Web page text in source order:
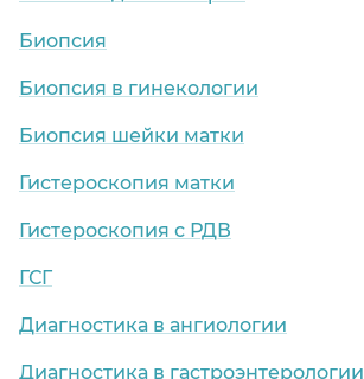
Биопсия
Биопсия в гинекологии
Биопсия шейки матки
Гистероскопия матки
Гистероскопия с РДВ
ГСГ
Диагностика в ангиологии
Диагностика в гастроэнтерологии